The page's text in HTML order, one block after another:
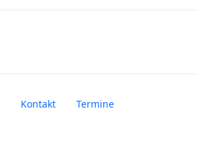
Kontakt Termine